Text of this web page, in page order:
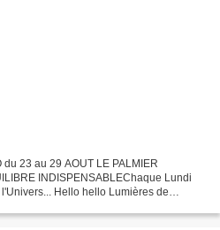
23 au 29 AOUT LE PALMIER
INDISPENSABLEChaque Lundi
Hello hello Lumières de